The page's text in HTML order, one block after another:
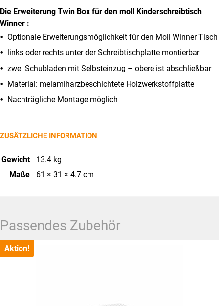
Die Erweiterung Twin Box für den moll Kinderschreibtisch
Winner :
Optionale Erweiterungsmöglichkeit für den Moll Winner Tisch
links oder rechts unter der Schreibtischplatte montierbar
zwei Schubladen mit Selbsteinzug – obere ist abschließbar
Material: melamiharzbeschichtete Holzwerkstoffplatte
Nachträgliche Montage möglich
ZUSÄTZLICHE INFORMATION
Gewicht
13.4 kg
Maße
61 × 31 × 4.7 cm
Passendes Zubehör
Aktion!